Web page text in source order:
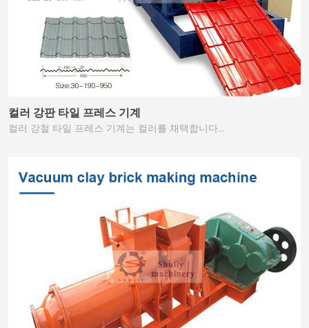
컬러 강판 타일 프레스 기계
컬러 강철 타일 프레스 기계는 컬러를 채택합니다…